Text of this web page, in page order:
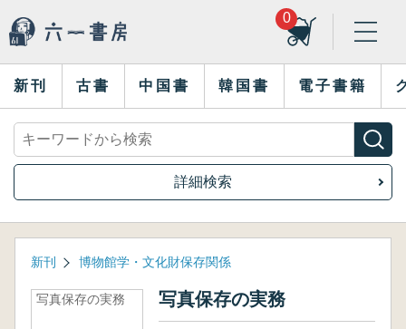
0
新刊 古書 中国書 韓国書 電子書籍
詳細検索
新刊 博物館学・文化財保存関係
写真保存の実務 写真保存の実務